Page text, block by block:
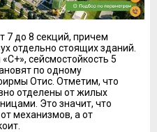
7 до 8 секций, причем
отдельно стоящих зданий.
сейсмостойкость 5
по одному
Отис. Отметим, что
отделены от жилых
Это значит, что
механизмов, а от